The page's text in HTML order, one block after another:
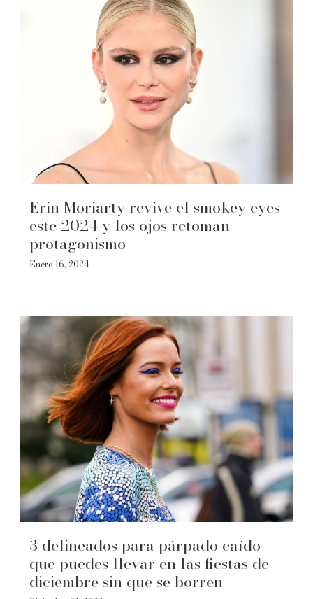
Erin Moriarty revive el smokey eyes
este 2024 y los ojos retoman
protagonismo
Enero 16, 2024
3 delineados para párpado caído
que puedes llevar en las fiestas de
diciembre sin que se borren